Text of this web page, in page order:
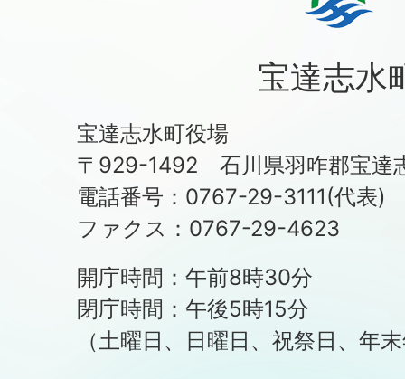
宝達志水
宝達志水町役場
〒929-1492 石川県羽咋郡宝達
電話番号：0767-29-3111(代表)
ファクス：0767-29-4623
開庁時間：午前8時30分
閉庁時間：午後5時15分
（土曜日、日曜日、祝祭日、年